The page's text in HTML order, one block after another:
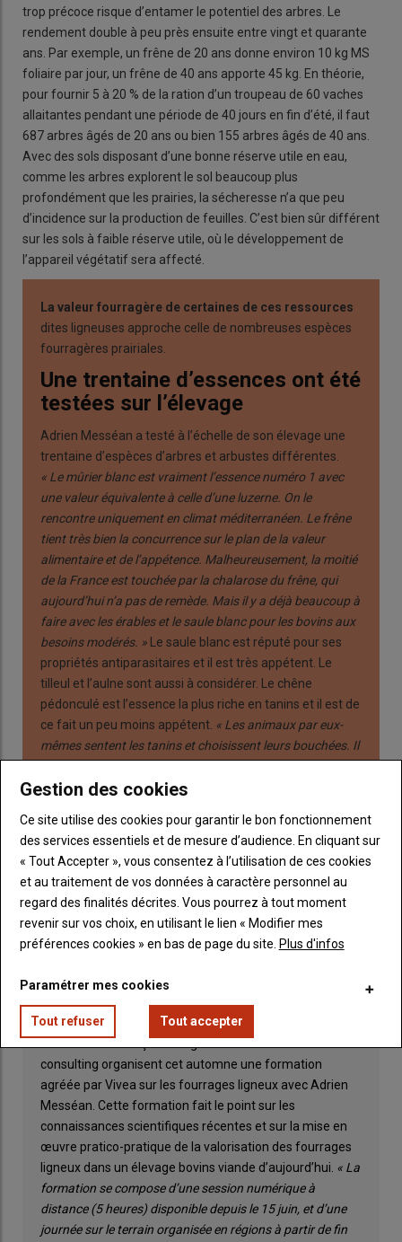
trop précoce risque d’entamer le potentiel des arbres. Le
rendement double à peu près ensuite entre vingt et quarante
ans. Par exemple, un frêne de 20 ans donne environ 10 kg MS
foliaire par jour, un frêne de 40 ans apporte 45 kg. En théorie,
pour fournir 5 à 20 % de la ration d’un troupeau de 60 vaches
allaitantes pendant une période de 40 jours en fin d’été, il faut
687 arbres âgés de 20 ans ou bien 155 arbres âgés de 40 ans.
Avec des sols disposant d’une bonne réserve utile en eau,
comme les arbres explorent le sol beaucoup plus
profondément que les prairies, la sécheresse n’a que peu
d’incidence sur la production de feuilles. C’est bien sûr différent
sur les sols à faible réserve utile, où le développement de
l’appareil végétatif sera affecté.
La valeur fourragère de certaines de ces ressources
dites ligneuses approche celle de nombreuses espèces
fourragères prairiales.
Une trentaine d’essences ont été
testées sur l’élevage
Adrien Messéan a testé à l’échelle de son élevage une
trentaine d’espèces d’arbres et arbustes différentes.
« Le mûrier blanc est vraiment l’essence numéro 1 avec
une valeur équivalente à celle d’une luzerne. On le
rencontre uniquement en climat méditerranéen. Le frêne
tient très bien la concurrence sur le plan de la valeur
alimentaire et de l’appétence. Malheureusement, la moitié
de la France est touchée par la chalarose du frêne, qui
aujourd’hui n’a pas de remède. Mais il y a déjà beaucoup à
faire avec les érables et le saule blanc pour les bovins aux
besoins modérés. » Le saule blanc est réputé pour ses
propriétés antiparasitaires et il est très appétent. Le
tilleul et l’aulne sont aussi à considérer. Le chêne
pédonculé est l’essence la plus riche en tanins et il est de
ce fait un peu moins appétent. « Les animaux par eux-
mêmes sentent les tanins et choisissent leurs bouchées. Il
comme l’aulne et le frêne, moins riches en tanins, et
prairies. »
L’Inra de Lusignanconduit sur ce thème un important
programme de recherche et a déjà publié les valeurs
alimentaires de nombreuses essences d’arbres.
Une formation pour donner des
idées aux autres éleveurs
L’association française d’agroforesterie et Gaia
consulting organisent cet automne une formation
agréée par Vivea sur les fourrages ligneux avec Adrien
Messéan. Cette formation fait le point sur les
connaissances scientifiques récentes et sur la mise en
œuvre pratico-pratique de la valorisation des fourrages
ligneux dans un élevage bovins viande d’aujourd’hui. « La
formation se compose d’une session numérique à
distance (5 heures) disponible depuis le 15 juin, et d’une
journée sur le terrain organisée en régions à partir de fin
Gestion des cookies
Ce site utilise des cookies pour garantir le bon fonctionnement
des services essentiels et de mesure d’audience. En cliquant sur
« Tout Accepter », vous consentez à l’utilisation de ces cookies
et au traitement de vos données à caractère personnel au
regard des finalités décrites. Vous pourrez à tout moment
revenir sur vos choix, en utilisant le lien « Modifier mes
préférences cookies » en bas de page du site. Plus d'infos
Paramétrer mes cookies
Tout refuser Tout accepter